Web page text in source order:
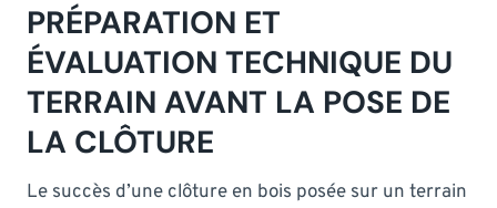
PRÉPARATION ET
ÉVALUATION TECHNIQUE DU
TERRAIN AVANT LA POSE DE
LA CLÔTURE
Le succès d’une clôture en bois posée sur un terrain